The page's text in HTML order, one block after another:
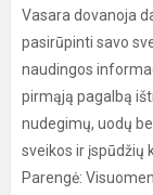
Vasara dovanoja
pasirūpinti savo
naudingos
pirmąją pagalbą
nudegimų, uodų
sveikos ir įspūdžių
Parengė: